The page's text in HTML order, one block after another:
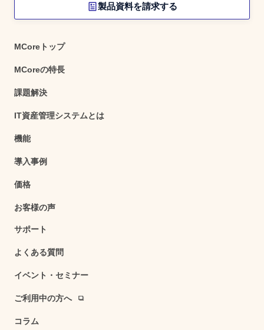
製品資料を請求する
MCoreトップ
MCoreの特長
課題解決
IT資産管理システムとは
機能
導入事例
価格
お客様の声
サポート
よくある質問
イベント・セミナー
ご利用中の方へ
コラム